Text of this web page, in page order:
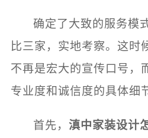
确定了大致的服务模
比三家，实地考察。这时
不再是宏大的宣传口号，
专业度和诚信度的具体细
首先，滇中家装设计